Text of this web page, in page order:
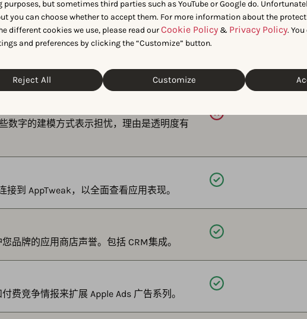
purposes, but sometimes third parties such as YouTube or Google do.
you can choose whether to accept them. For more information about the
different cookies we use, please read ourCookie Policy & Privacy Policy.
and preferences by clicking the “Customize” button.
Reject All Customize
节性情报，精准锁定发布活动的最佳时
可用
数字的建模方式表示担忧，理由是透明度有
到 AppTweak，以全面查看应用表现。
可用
品牌的应用商店声誉。包括 CRM集成。
可用
费竞争情报来扩展 Apple Ads 广告系列。
可用